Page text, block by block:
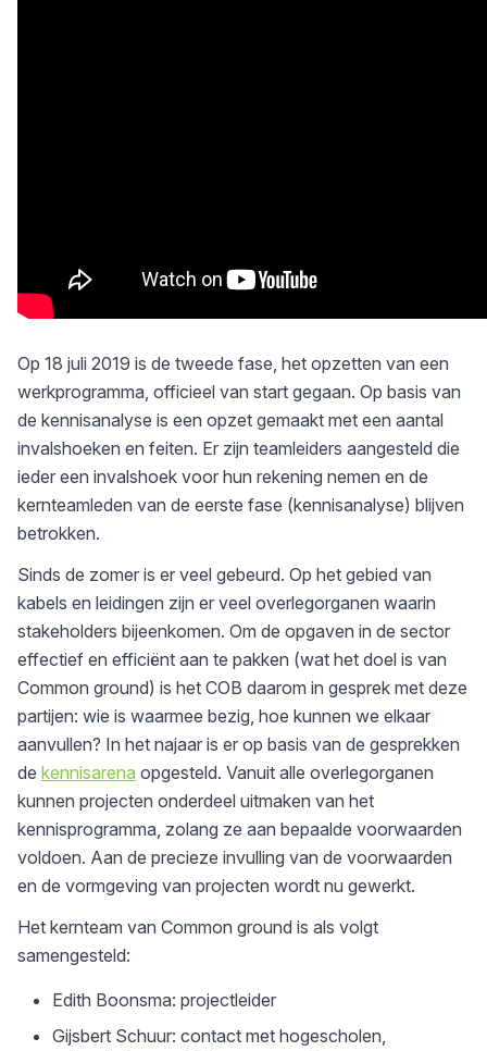
Op 18 juli 2019 is de tweede fase, het opzetten van een
werkprogramma, officieel van start gegaan. Op basis van
de kennisanalyse is een opzet gemaakt met een aantal
invalshoeken en feiten. Er zijn teamleiders aangesteld die
ieder een invalshoek voor hun rekening nemen en de
kernteamleden van de eerste fase (kennisanalyse) blijven
betrokken.
Sinds de zomer is er veel gebeurd. Op het gebied van
kabels en leidingen zijn er veel overlegorganen waarin
stakeholders bijeenkomen. Om de opgaven in de sector
effectief en efficiënt aan te pakken (wat het doel is van
Common ground) is het COB daarom in gesprek met deze
partijen: wie is waarmee bezig, hoe kunnen we elkaar
aanvullen? In het najaar is er op basis van de gesprekken
de kennisarena opgesteld. Vanuit alle overlegorganen
kunnen projecten onderdeel uitmaken van het
kennisprogramma, zolang ze aan bepaalde voorwaarden
voldoen. Aan de precieze invulling van de voorwaarden
en de vormgeving van projecten wordt nu gewerkt.
Het kernteam van Common ground is als volgt
samengesteld:
Edith Boonsma: projectleider
Gijsbert Schuur: contact met hogescholen,